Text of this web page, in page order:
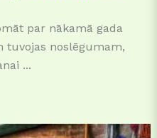
par nākamā gada
tuvojas noslēgumam,
...